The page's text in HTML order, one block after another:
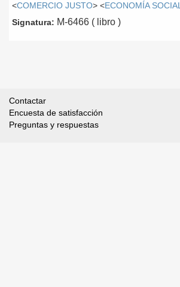
<COMERCIO JUSTO> <ECONOMÍA SOCIAL
Signatura: M-6466 ( libro )
Contactar
Encuesta de satisfacción
Preguntas y respuestas